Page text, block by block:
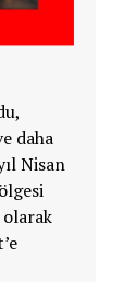
daha
Nisan